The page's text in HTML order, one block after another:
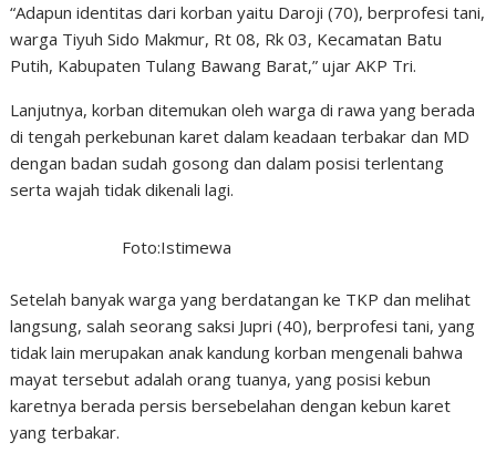
“Adapun identitas dari korban yaitu Daroji (70), berprofesi tani,
warga Tiyuh Sido Makmur, Rt 08, Rk 03, Kecamatan Batu
Putih, Kabupaten Tulang Bawang Barat,” ujar AKP Tri.
Lanjutnya, korban ditemukan oleh warga di rawa yang berada
di tengah perkebunan karet dalam keadaan terbakar dan MD
dengan badan sudah gosong dan dalam posisi terlentang
serta wajah tidak dikenali lagi.
Foto:Istimewa
Setelah banyak warga yang berdatangan ke TKP dan melihat
langsung, salah seorang saksi Jupri (40), berprofesi tani, yang
tidak lain merupakan anak kandung korban mengenali bahwa
mayat tersebut adalah orang tuanya, yang posisi kebun
karetnya berada persis bersebelahan dengan kebun karet
yang terbakar.